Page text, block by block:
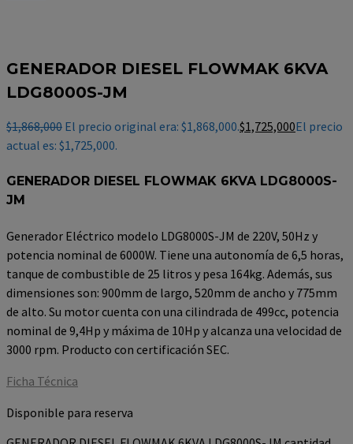
GENERADOR DIESEL FLOWMAK 6KVA
LDG8000S-JM
$1,868,000 El precio original era: $1,868,000.$1,725,000El precio
actual es: $1,725,000.
GENERADOR DIESEL FLOWMAK 6KVA LDG8000S-
JM
Generador Eléctrico modelo LDG8000S-JM de 220V, 50Hz y
potencia nominal de 6000W. Tiene una autonomía de 6,5 horas,
tanque de combustible de 25 litros y pesa 164kg. Además, sus
dimensiones son: 900mm de largo, 520mm de ancho y 775mm
de alto. Su motor cuenta con una cilindrada de 499cc, potencia
nominal de 9,4Hp y máxima de 10Hp y alcanza una velocidad de
3000 rpm. Producto con certificación SEC.
Ficha Técnica
Disponible para reserva